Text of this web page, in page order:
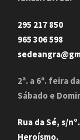
295 217 850
965 306 598
2ª. a 6ª. feira
Sábado e
Rua da Sé, s/
Heroísmo.